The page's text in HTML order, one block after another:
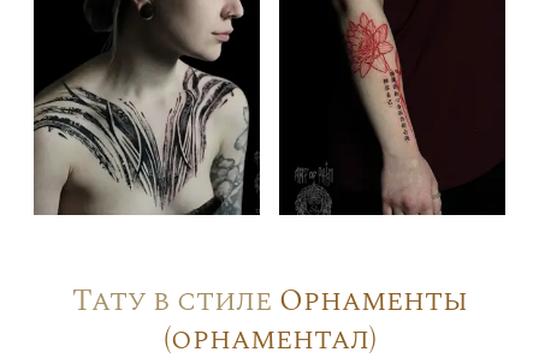
Тату в стиле Орнаменты
(орнаментал)